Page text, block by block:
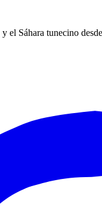
el Sáhara tunecino